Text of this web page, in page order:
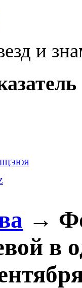
и
ЩЭЮЯ
→
в